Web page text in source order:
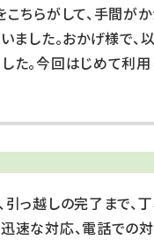
ちらがして、手間が
ました。おかげ様で
た。今回はじめて利
っ越しの完了まで、
速な対応、電話での